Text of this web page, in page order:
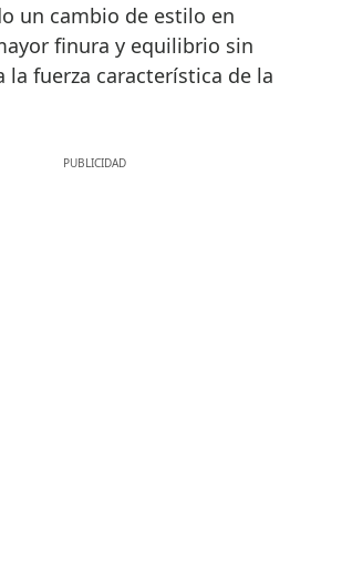
un cambio de estilo en
finura y equilibrio sin
la fuerza característica de la